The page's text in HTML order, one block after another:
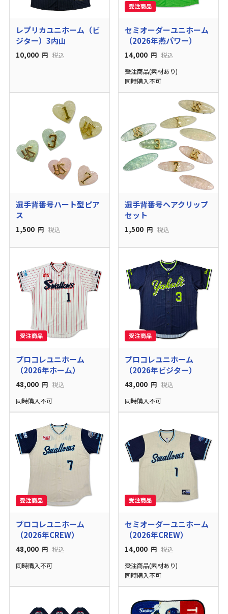
レプリカユニホーム（ビ
ジター）3内山
10,000 円 税込
セミオーダーユニホーム
（2026年燕パワー）
14,000 円 税込
受注商品(素材あり)
同時購入不可
選手背番号ハート型ピア
ス
1,500 円 税込
選手背番号ヘアクリップ
セット
1,500 円 税込
プロコレユニホーム
（2026年ホーム）
48,000 円 税込
同時購入不可
プロコレユニホーム
（2026年ビジター）
48,000 円 税込
同時購入不可
プロコレユニホーム
（2026年CREW）
48,000 円 税込
同時購入不可
セミオーダーユニホーム
（2026年CREW）
14,000 円 税込
受注商品(素材あり)
同時購入不可